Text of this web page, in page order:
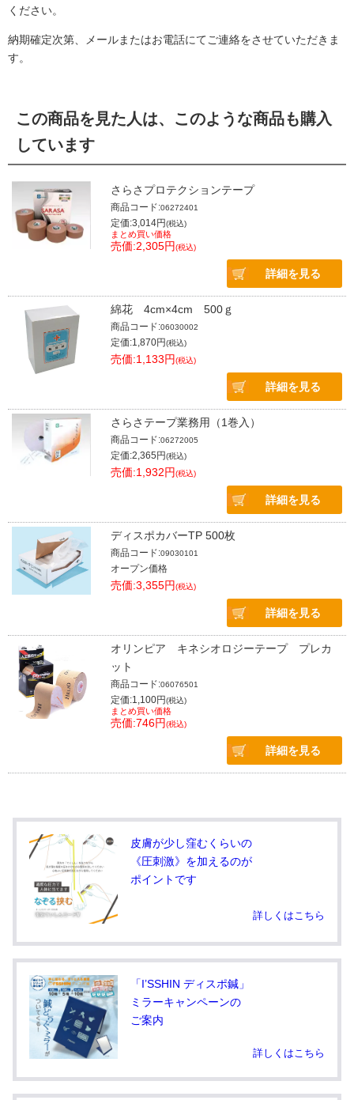
ください。
納期確定次第、メールまたはお電話にてご連絡をさせていただきま
す。
この商品を見た人は、このような商品も購入
しています
さらさプロテクションテープ
商品コード:06272401
定価:3,014円(税込)
まとめ買い価格
売価:2,305円(税込)
詳細を見る
綿花 4cm×4cm 500ｇ
商品コード:06030002
定価:1,870円(税込)
売価:1,133円(税込)
詳細を見る
さらさテープ業務用（1巻入）
商品コード:06272005
定価:2,365円(税込)
売価:1,932円(税込)
詳細を見る
ディスポカバーTP 500枚
商品コード:09030101
オープン価格
売価:3,355円(税込)
詳細を見る
オリンピア キネシオロジーテープ プレカ
ット
商品コード:06076501
定価:1,100円(税込)
まとめ買い価格
売価:746円(税込)
詳細を見る
皮膚が少し窪むくらいの
《圧刺激》を加えるのが
ポイントです
詳しくはこちら
「I’SSHIN ディスポ鍼」
ミラーキャンペーンの
ご案内
詳しくはこちら